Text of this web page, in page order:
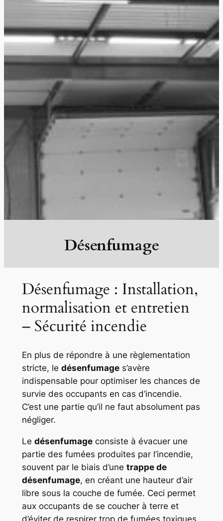
Désenfumage
Désenfumage : Installation,
normalisation et entretien
– Sécurité incendie
En plus de répondre à une règlementation
stricte, le désenfumages’avère
indispensable pour optimiser les chances de
survie des occupants en cas d’incendie.
C’est une partie qu’il ne faut absolument pas
négliger.
Le désenfumageconsiste à évacuer une
partie des fumées produites par l’incendie,
souvent par le biais d’une trappe de
désenfumage, en créant une hauteur d’air
libre sous la couche de fumée. Ceci permet
aux occupants de se coucher à terre et
d’éviter de respirer trop de fumées toxiques.